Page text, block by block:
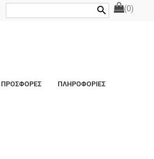
(0)
search
ΠΡΟΣΦΟΡΕΣ ΠΛΗΡΟΦΟΡΙΕΣ